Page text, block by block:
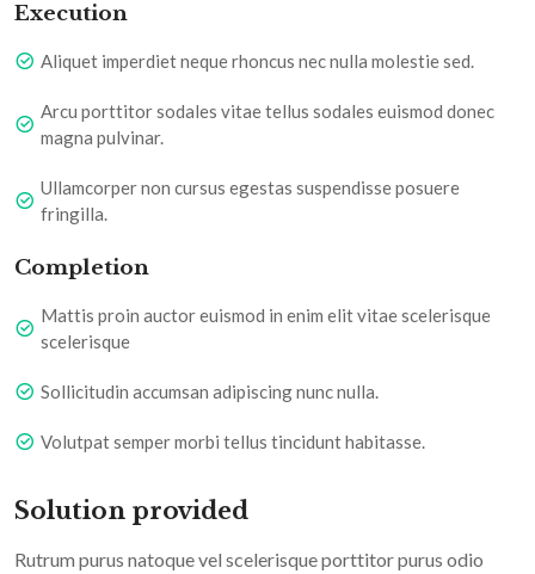
Execution
Aliquet imperdiet neque rhoncus nec nulla molestie sed.
Arcu porttitor sodales vitae tellus sodales euismod donec
magna pulvinar.
Ullamcorper non cursus egestas suspendisse posuere
fringilla.
Completion
Mattis proin auctor euismod in enim elit vitae scelerisque
scelerisque
Sollicitudin accumsan adipiscing nunc nulla.
Volutpat semper morbi tellus tincidunt habitasse.
Solution provided
Rutrum purus natoque vel scelerisque porttitor purus odio